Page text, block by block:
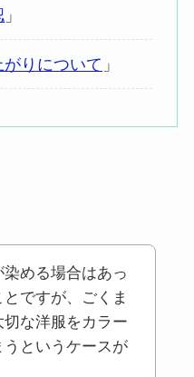
」
りについて 」
める場合はあっ
ですが、ごくま
な洋服をカラー
というケースが